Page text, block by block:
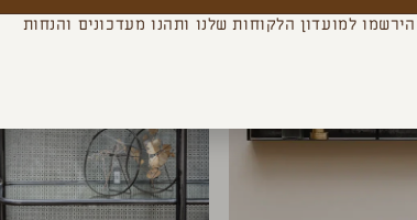
הירשמו למועדון הלקוחות שלנו ותהנו מעדכונים והנחות